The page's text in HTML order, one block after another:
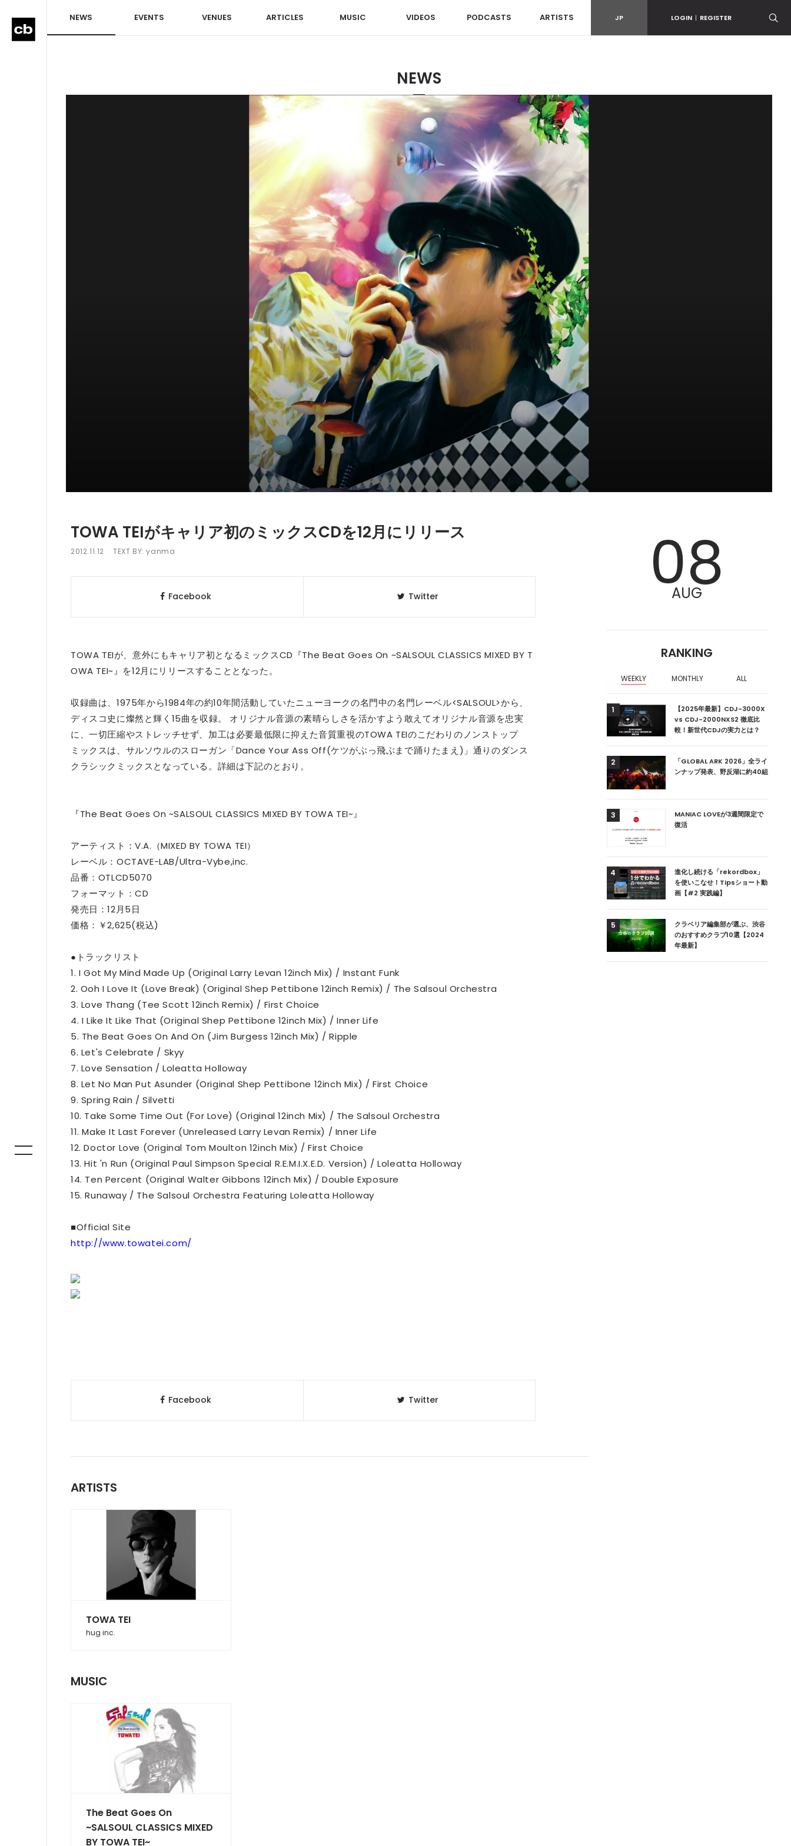
NEWS EVENTS VENUES ARTICLES MUSIC VIDEOS PODCASTS ARTISTS JP LOGIN | REGISTER
NEWS
TOWA TEIがキャリア初のミックスCDを12月にリリース
2012.11.12 TEXT BY:yanma
Facebook Twitter
TOWA TEIが、意外にもキャリア初となるミックスCD『The Beat Goes On ~SALSOUL CLASSICS MIXED BY T
OWA TEI~』を12月にリリースすることとなった。
収録曲は、1975年から1984年の約10年間活動していたニューヨークの名門中の名門レーベル<SALSOUL>から、
ディスコ史に燦然と輝く15曲を収録。 オリジナル音源の素晴らしさを活かすよう敢えてオリジナル音源を忠実
に、一切圧縮やストレッチせず、加工は必要最低限に抑えた音質重視のTOWA TEIのこだわりのノンストップ
ミックスは、サルソウルのスローガン「Dance Your Ass Off(ケツがぶっ飛ぶまで踊りたまえ)」通りのダンス
クラシックミックスとなっている。詳細は下記のとおり。
『The Beat Goes On ~SALSOUL CLASSICS MIXED BY TOWA TEI~』
アーティスト：V.A.（MIXED BY TOWA TEI）
レーベル：OCTAVE-LAB/Ultra-Vybe,inc.
品番：OTLCD5070
フォーマット：CD
発売日：12月5日
価格：￥2,625(税込)
●トラックリスト
1. I Got My Mind Made Up (Original Larry Levan 12inch Mix) / Instant Funk
2. Ooh I Love It (Love Break) (Original Shep Pettibone 12inch Remix) / The Salsoul Orchestra
3. Love Thang (Tee Scott 12inch Remix) / First Choice
4. I Like It Like That (Original Shep Pettibone 12inch Mix) / Inner Life
5. The Beat Goes On And On (Jim Burgess 12inch Mix) / Ripple
6. Let's Celebrate / Skyy
7. Love Sensation / Loleatta Holloway
8. Let No Man Put Asunder (Original Shep Pettibone 12inch Mix) / First Choice
9. Spring Rain / Silvetti
10. Take Some Time Out (For Love) (Original 12inch Mix) / The Salsoul Orchestra
11. Make It Last Forever (Unreleased Larry Levan Remix) / Inner Life
12. Doctor Love (Original Tom Moulton 12inch Mix) / First Choice
13. Hit 'n Run (Original Paul Simpson Special R.E.M.I.X.E.D. Version) / Loleatta Holloway
14. Ten Percent (Original Walter Gibbons 12inch Mix) / Double Exposure
15. Runaway / The Salsoul Orchestra Featuring Loleatta Holloway
■Official Site
http://www.towatei.com/
Facebook Twitter
ARTISTS
TOWA TEI
hug inc.
MUSIC
The Beat Goes On
~SALSOUL CLASSICS MIXED
BY TOWA TEI~
08
AUG
RANKING
WEEKLY MONTHLY ALL
クラベリア編集部が選ぶ、渋谷
のおすすめクラブ10選【2024
年最新】
1
【2025年最新】CDJ-3000X
vs CDJ-2000NXS2 徹底比
較！新世代CDJの実力とは？
2
「GLOBAL ARK 2026」全ライ
ンナップ発表、野反湖に約40組
3
MANIAC LOVEが3週間限定で
復活
4
進化し続ける「rekordbox」
を使いこなせ！Tipsショート動
画【#2 実践編】
5
クラベリア編集部が選ぶ、渋谷
のおすすめクラブ10選【2024
年最新】